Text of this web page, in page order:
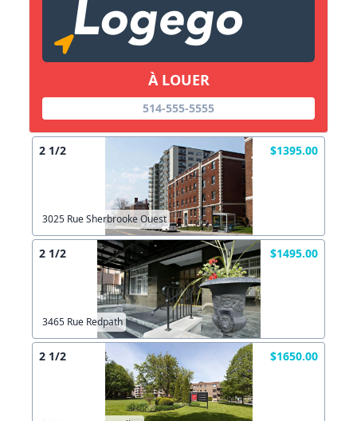
À LOUER
514-555-5555
2 1/2 $1395.00
3025 Rue Sherbrooke Ouest
2 1/2 $1495.00
3465 Rue Redpath
2 1/2 $1650.00